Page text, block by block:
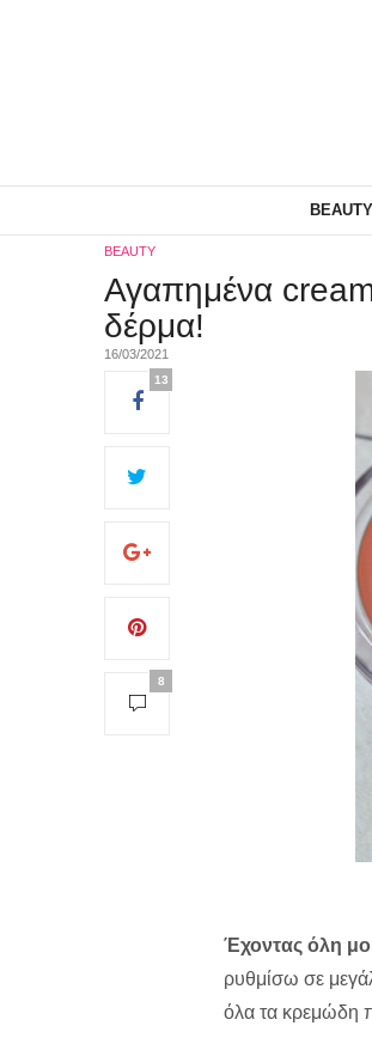
BEAUTY
BEAUTY
Αγαπημένα
δέρμα!
16/03/2021
13
8
Έχοντας όλη
ρυθμίσω σε
όλα τα κρεμώδη